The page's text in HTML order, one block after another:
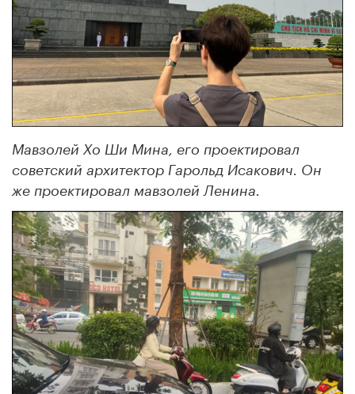
Мавзолей Хо Ши Мина, его проектировал
советский архитектор Гарольд Исакович. Он
же проектировал мавзолей Ленина.